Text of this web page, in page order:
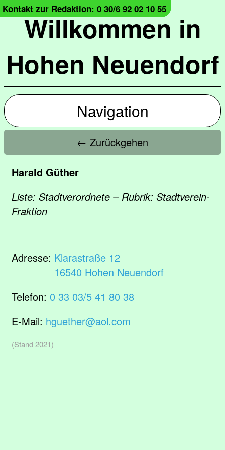
Willkommen in
Hohen Neuendorf
Kontakt zur Redaktion: 0 30/6 92 02 10 55
Navigation
← Zurückgehen
Harald Güther
Liste: Stadtverordnete – Rubrik: Stadtverein-
Fraktion
Adresse: Klarastraße 12
16540 Hohen Neuendorf
Telefon: 0 33 03/5 41 80 38
E-Mail: hguether@aol.com
(Stand 2021)